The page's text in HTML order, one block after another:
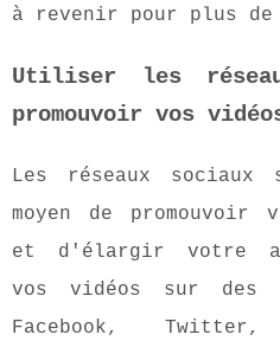
à revenir pour plus de
Utiliser les
promouvoir vos
Les réseaux sociaux
moyen de promouvoir
et d'élargir votre
vos vidéos sur des
Facebook,